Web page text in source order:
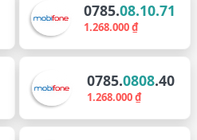
0785.08.10.71
1.268.000 ₫
0785.0808.40
1.268.000 ₫